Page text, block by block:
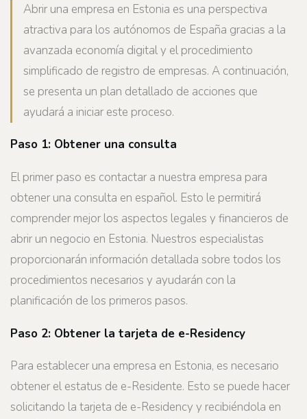
Abrir una empresa en Estonia es una perspectiva
atractiva para los autónomos de España gracias a la
avanzada economía digital y el procedimiento
simplificado de registro de empresas. A continuación,
se presenta un plan detallado de acciones que
ayudará a iniciar este proceso.
Paso 1: Obtener una consulta
El primer paso es contactar a nuestra empresa para
obtener una consulta en español. Esto le permitirá
comprender mejor los aspectos legales y financieros de
abrir un negocio en Estonia. Nuestros especialistas
proporcionarán información detallada sobre todos los
procedimientos necesarios y ayudarán con la
planificación de los primeros pasos.
Paso 2: Obtener la tarjeta de e-Residency
Para establecer una empresa en Estonia, es necesario
obtener el estatus de e-Residente. Esto se puede hacer
solicitando la tarjeta de e-Residency y recibiéndola en